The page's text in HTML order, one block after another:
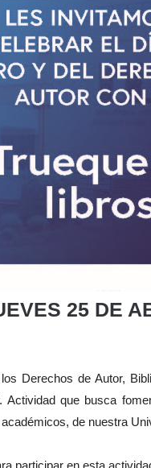
25 DE
Derechos de Autor,
Actividad que busca
de nuestra